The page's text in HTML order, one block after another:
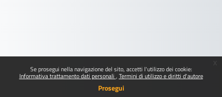
Se prosegui nella navigazione del sito, accetti l'utilizzo dei cookie:
Informativa trattamento dati personali Termini di utilizzo e diritti d'autore
Prosegui
x